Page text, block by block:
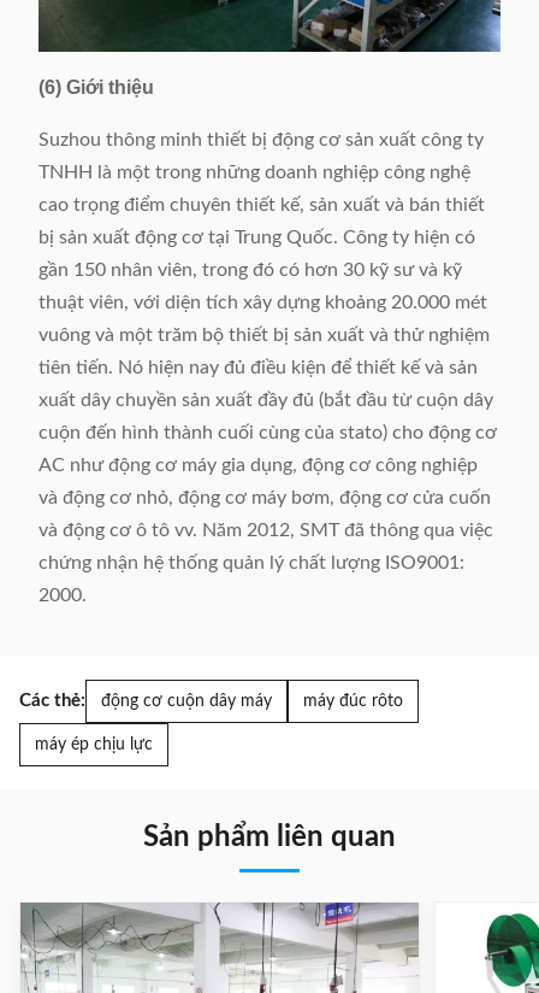
(6) Giới thiệu
Suzhou thông minh thiết bị động cơ sản xuất công ty
TNHH là một trong những doanh nghiệp công nghệ
cao trọng điểm chuyên thiết kế, sản xuất và bán thiết
bị sản xuất động cơ tại Trung Quốc. Công ty hiện có
gần 150 nhân viên, trong đó có hơn 30 kỹ sư và kỹ
thuật viên, với diện tích xây dựng khoảng 20.000 mét
vuông và một trăm bộ thiết bị sản xuất và thử nghiệm
tiên tiến. Nó hiện nay đủ điều kiện để thiết kế và sản
xuất dây chuyền sản xuất đầy đủ (bắt đầu từ cuộn dây
cuộn đến hình thành cuối cùng của stato) cho động cơ
AC như động cơ máy gia dụng, động cơ công nghiệp
và động cơ nhỏ, động cơ máy bơm, động cơ cửa cuốn
và động cơ ô tô vv. Năm 2012, SMT đã thông qua việc
chứng nhận hệ thống quản lý chất lượng ISO9001:
2000.
Các thẻ: động cơ cuộn dây máy máy đúc rôto
máy ép chịu lực
Sản phẩm liên quan